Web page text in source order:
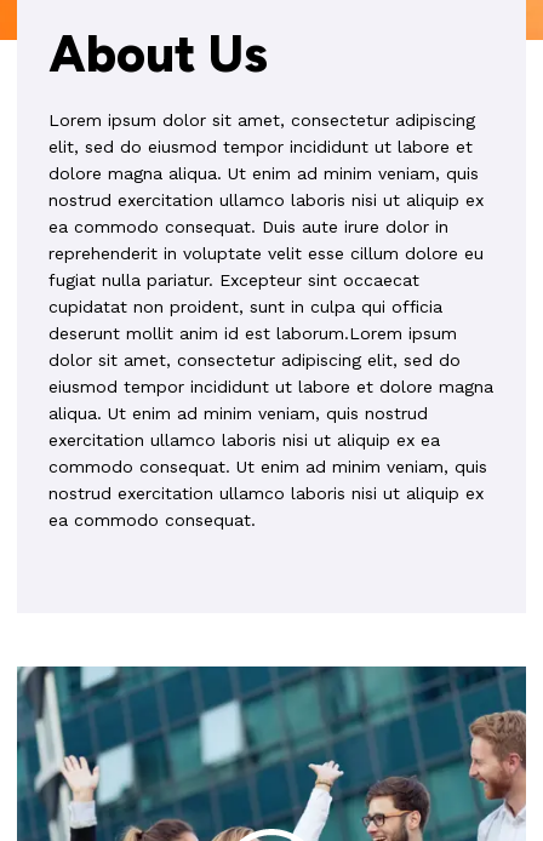
About Us
Lorem ipsum dolor sit amet, consectetur adipiscing
elit, sed do eiusmod tempor incididunt ut labore et
dolore magna aliqua. Ut enim ad minim veniam, quis
nostrud exercitation ullamco laboris nisi ut aliquip ex
ea commodo consequat. Duis aute irure dolor in
reprehenderit in voluptate velit esse cillum dolore eu
fugiat nulla pariatur. Excepteur sint occaecat
cupidatat non proident, sunt in culpa qui officia
deserunt mollit anim id est laborum.Lorem ipsum
dolor sit amet, consectetur adipiscing elit, sed do
eiusmod tempor incididunt ut labore et dolore magna
aliqua. Ut enim ad minim veniam, quis nostrud
exercitation ullamco laboris nisi ut aliquip ex ea
commodo consequat. Ut enim ad minim veniam, quis
nostrud exercitation ullamco laboris nisi ut aliquip ex
ea commodo consequat.